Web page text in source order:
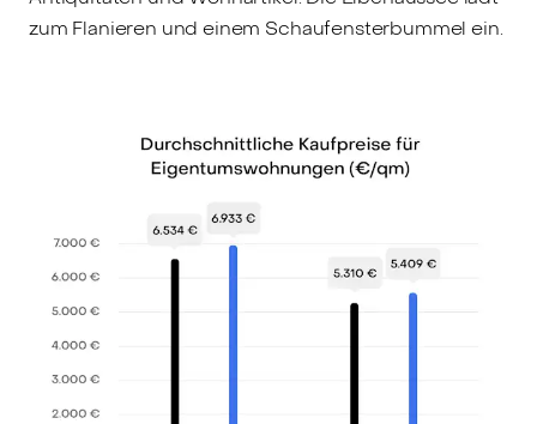
zum Flanieren und einem Schaufensterbummel ein.